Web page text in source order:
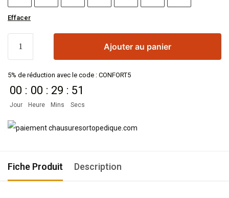
Effacer
Ajouter au panier
5% de réduction avec le code : CONFORT5
00
Jour
: 00
Heure
: 29
Mins
: 51
Secs
Fiche Produit Description